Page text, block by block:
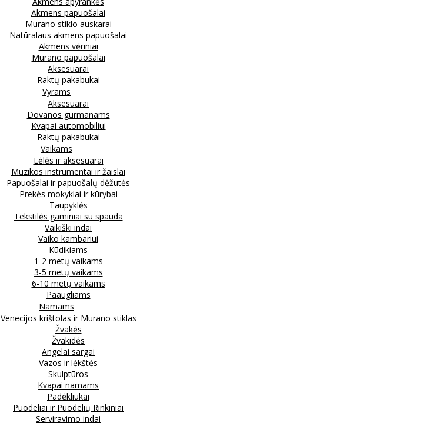
Akmens papuošalai
Murano stiklo auskarai
Natūralaus akmens papuošalai
Akmens vėriniai
Murano papuošalai
Aksesuarai
Raktų pakabukai
Vyrams
Aksesuarai
Dovanos gurmanams
Kvapai automobiliui
Raktų pakabukai
Vaikams
Lėlės ir aksesuarai
Muzikos instrumentai ir žaislai
Papuošalai ir papuošalų dėžutės
Prekės mokyklai ir kūrybai
Taupyklės
Tekstilės gaminiai su spauda
Vaikiški indai
Vaiko kambariui
Kūdikiams
1-2 metų vaikams
3-5 metų vaikams
6-10 metų vaikams
Paaugliams
Namams
Venecijos krištolas ir Murano stiklas
Žvakės
Žvakidės
Angelai sargai
Vazos ir lėkštės
Skulptūros
Kvapai namams
Padėkliukai
Puodeliai ir Puodelių Rinkiniai
Serviravimo indai